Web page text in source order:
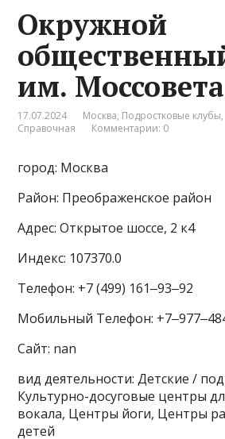
Окружной
им.
17.07.2024 Москва, Подростковые клубы,
Справочная
Комментарии: 0
город: Москва
Район: Преображенское район
Адрес: Открытое шоссе, 2 к4
Индекс: 107370.0
Телефон: +7 (499) 161‒93‒92
Мобильный Телефон:
Сайт: nan
вид деятельности: Детские /
Культурно-досуговые центры
вокала, Центры йоги, Центры
детей